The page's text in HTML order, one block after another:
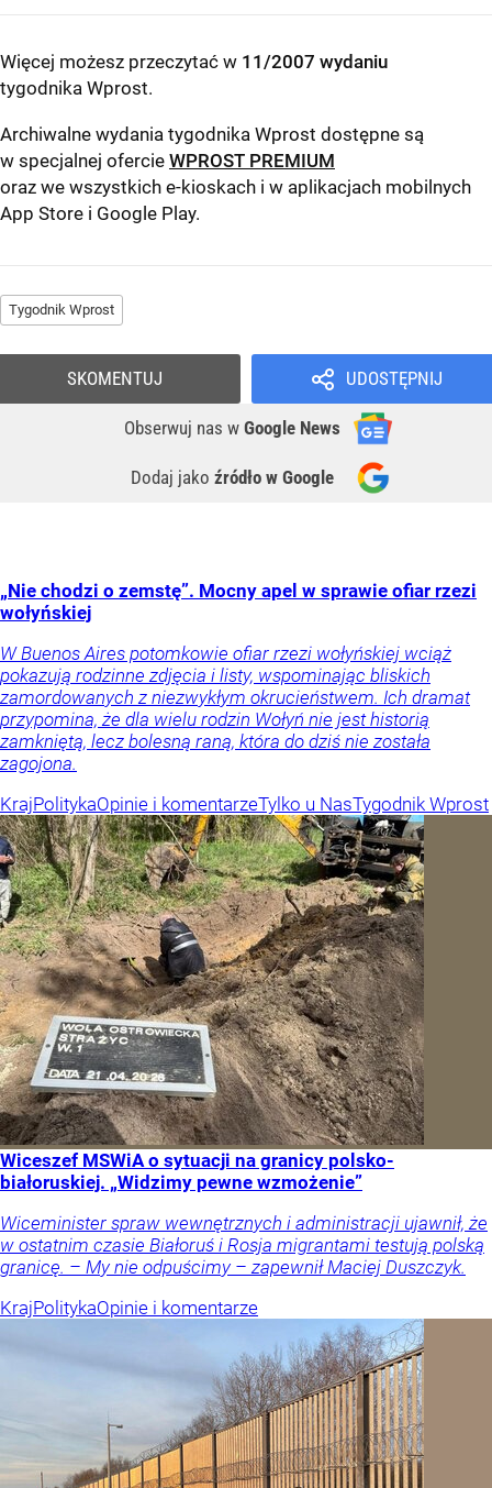
Więcej możesz przeczytać w 11/2007 wydaniu
tygodnika Wprost.
Archiwalne wydania tygodnika Wprost dostępne są
w specjalnej ofercie WPROST PREMIUM
oraz we wszystkich e-kioskach i w aplikacjach mobilnych
App Store i Google Play.
Tygodnik Wprost
UDOSTĘPNIJ
Obserwuj nas w Google News
Dodaj jako źródło w Google
SKOMENTUJ
„Nie chodzi o zemstę”. Mocny apel w sprawie ofiar rzezi
wołyńskiej
W Buenos Aires potomkowie ofiar rzezi wołyńskiej wciąż
pokazują rodzinne zdjęcia i listy, wspominając bliskich
zamordowanych z niezwykłym okrucieństwem. Ich dramat
przypomina, że dla wielu rodzin Wołyń nie jest historią
zamkniętą, lecz bolesną raną, która do dziś nie została
zagojona.
KrajPolitykaOpinie i komentarzeTylko u NasTygodnik Wprost
Wiceszef MSWiA o sytuacji na granicy polsko-
białoruskiej. „Widzimy pewne wzmożenie”
Wiceminister spraw wewnętrznych i administracji ujawnił, że
w ostatnim czasie Białoruś i Rosja migrantami testują polską
granicę. – My nie odpuścimy – zapewnił Maciej Duszczyk.
KrajPolitykaOpinie i komentarze